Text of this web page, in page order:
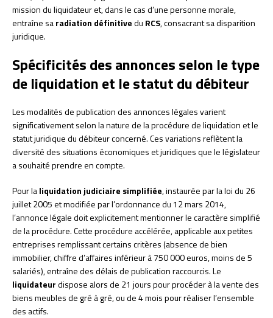
mission du liquidateur et, dans le cas d’une personne morale,
entraîne saradiation définitivedu RCS, consacrant sa disparition
juridique.
Spécificités des annonces selon le type
de liquidation et le statut du débiteur
Les modalités de publication des annonces légales varient
significativement selon la nature de la procédure de liquidation et le
statut juridique du débiteur concerné. Ces variations reflètent la
diversité des situations économiques et juridiques que le législateur
a souhaité prendre en compte.
Pour laliquidation judiciaire simplifiée, instaurée par la loi du 26
juillet 2005 et modifiée par l’ordonnance du 12 mars 2014,
l’annonce légale doit explicitement mentionner le caractère simplifié
de la procédure. Cette procédure accélérée, applicable aux petites
entreprises remplissant certains critères (absence de bien
immobilier, chiffre d’affaires inférieur à 750 000 euros, moins de 5
salariés), entraîne des délais de publication raccourcis. Le
liquidateurdispose alors de 21 jours pour procéder à la vente des
biens meubles de gré à gré, ou de 4 mois pour réaliser l’ensemble
des actifs.